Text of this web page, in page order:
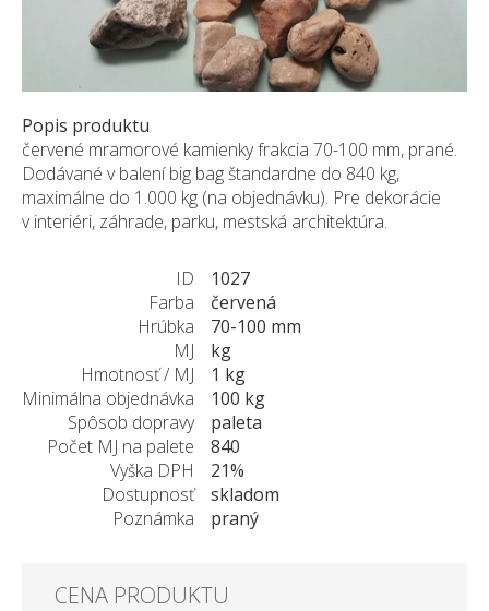
ZÁKAZKY NA MIERU
NOVINKY
SHOWROOM
KONTAKT
Popis produktu
červené mramorové kamienky frakcia 70-100 mm, prané.
Dodávané v balení big bag štandardne do 840 kg,
maximálne do 1.000 kg (na objednávku). Pre dekorácie
v interiéri, záhrade, parku, mestská architektúra.
ID
1027
Farba
červená
Hrúbka
70-100 mm
MJ
kg
Hmotnosť / MJ
1 kg
Minimálna objednávka
100 kg
Spôsob dopravy
paleta
Počet MJ na palete
840
Vyška DPH
21%
Dostupnosť
skladom
Poznámka
praný
CENA PRODUKTU